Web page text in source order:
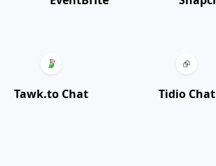
Tawk.to Chat Tidio Chat